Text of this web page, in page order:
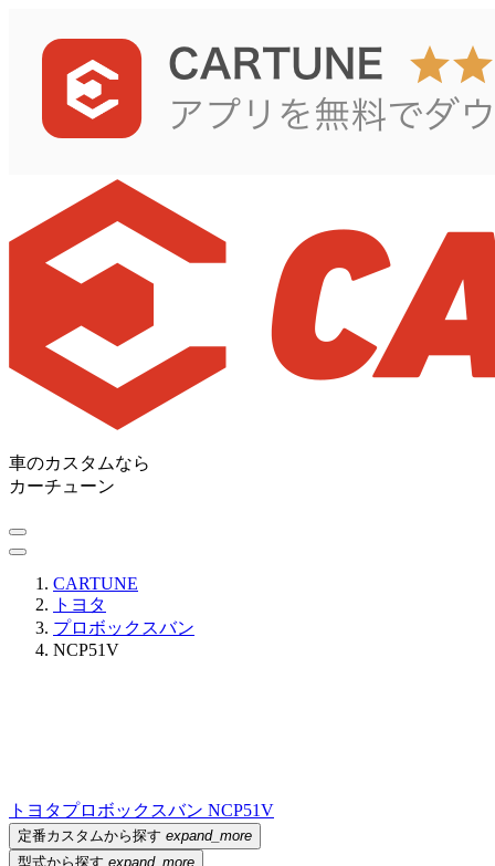
車のカスタムなら
カーチューン
CARTUNE
トヨタ
プロボックスバン
NCP51V
トヨタプロボックスバン NCP51V
定番カスタムから探す expand_more
型式から探す expand_more